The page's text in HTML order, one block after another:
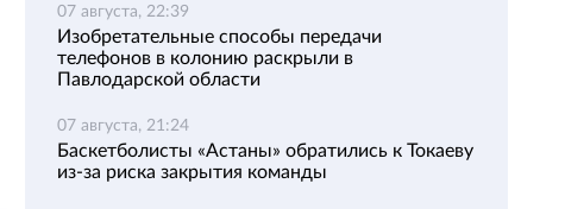
07 августа, 22:39
Изобретательные способы передачи
телефонов в колонию раскрыли в
Павлодарской области
07 августа, 21:24
Баскетболисты «Астаны» обратились к Токаеву
из-за риска закрытия команды